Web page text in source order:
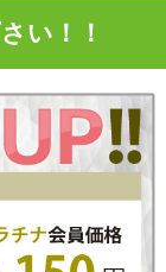
い！！